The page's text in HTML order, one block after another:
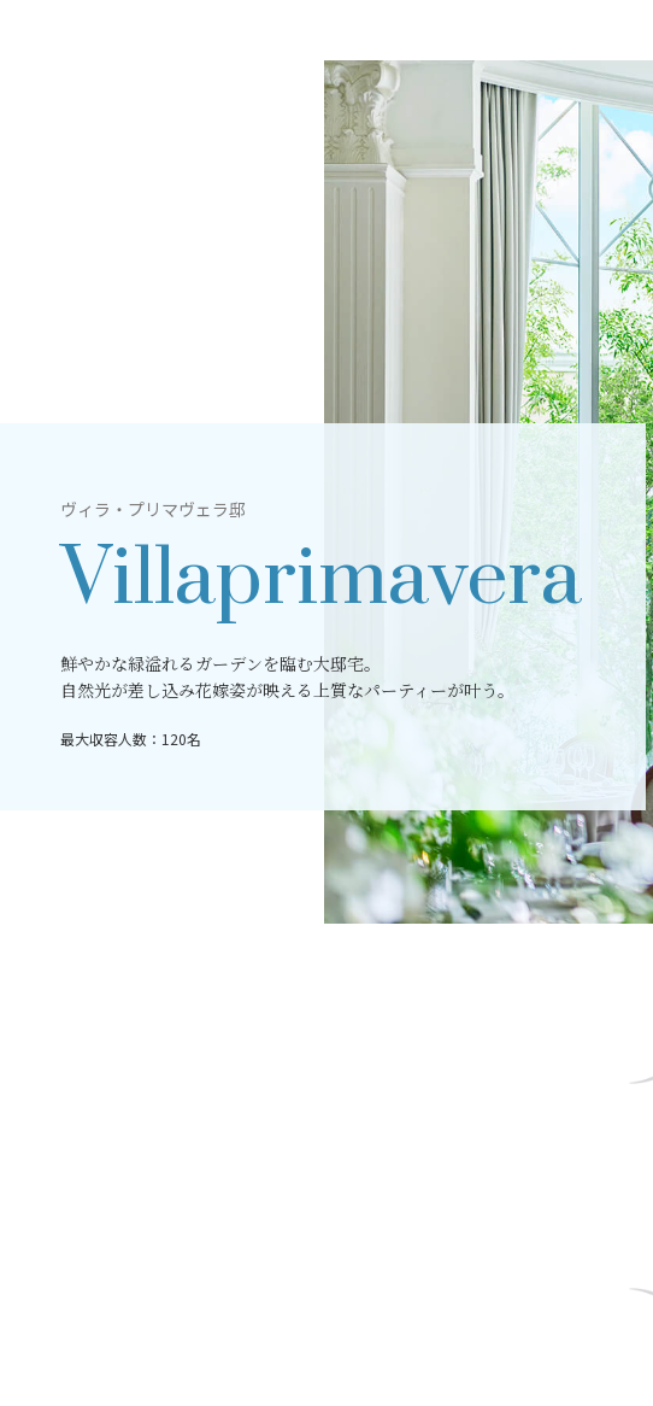
ヴィラ・プリマヴェラ邸
Villaprimavera
鮮やかな緑溢れるガーデンを臨む大邸宅。
自然光が差し込み花嫁姿が映える上質なパーティーが叶う。
最大収容人数：120名